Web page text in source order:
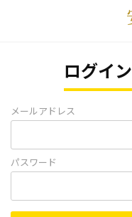
ログイン
メールアドレス
パスワード